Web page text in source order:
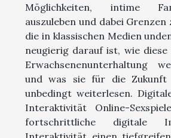
Möglichkeiten, intime
auszuleben und dabei
die in klassischen Medien
neugierig darauf ist, wie
Erwachsenenunterhaltung
und was sie für die Zukunft
unbedingt weiterlesen.
Interaktivität Online-
fortschrittliche digitale